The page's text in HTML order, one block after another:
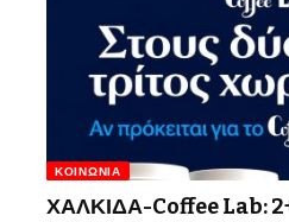
ΚΟΙΝΩΝΊΑ
ΧΑΛΚΙΔΑ-Coffee Lab: